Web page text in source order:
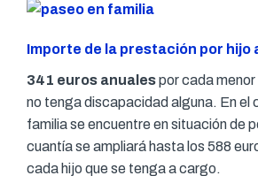
Importe de la prestación por hijo
341 euros anualespor cada menor
no tenga discapacidad alguna. En el
familia se encuentre en situación de
cuantía se ampliará hasta los 588
cada hijo que se tenga a cargo.